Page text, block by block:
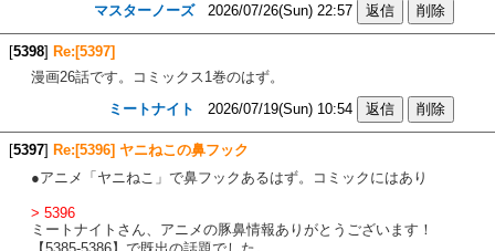
マスターノーズ2026/07/26(Sun) 22:57
[5398] Re:[5397]
漫画26話です。コミックス1巻のはず。
ミートナイト
2026/07/19(Sun) 10:54
[5397] Re:[5396] ヤニねこの鼻フック
●アニメ「ヤニねこ」で鼻フックあるはず。コミックにはあり
> 5396
ミートナイトさん、アニメの豚鼻情報ありがとうございます！